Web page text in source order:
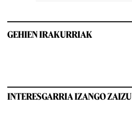
GEHIEN IRAKURRIAK
INTERESGARRIA IZANGO ZAIZU